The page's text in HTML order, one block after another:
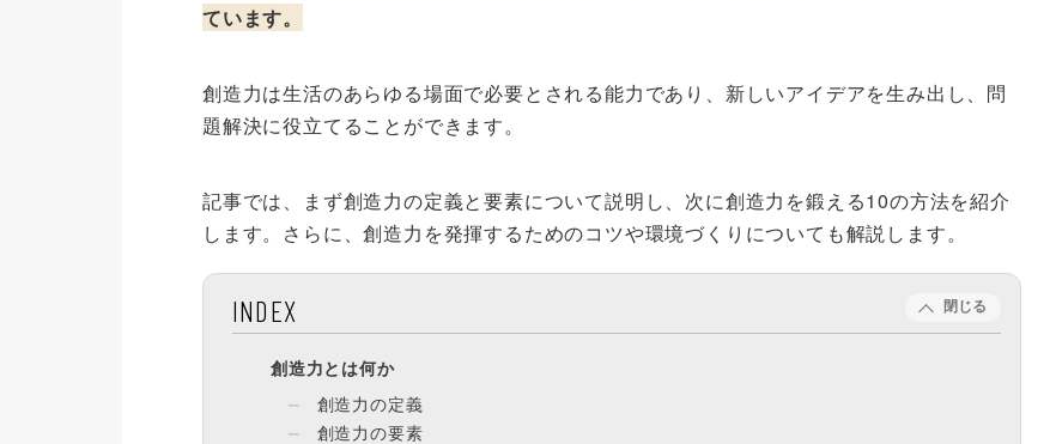
ています。
創造力は生活のあらゆる場面で必要とされる能力であり、新しいアイデアを生み出し、問
題解決に役立てることができます。
記事では、まず創造力の定義と要素について説明し、次に創造力を鍛える10の方法を紹介
します。さらに、創造力を発揮するためのコツや環境づくりについても解説します。
INDEX 閉じる
創造力とは何か
創造力の定義
創造力の要素